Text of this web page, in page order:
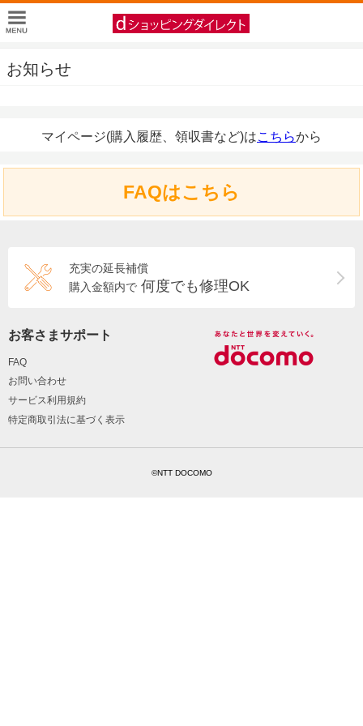
お知らせ
マイページ(購入履歴、領収書など)はこちらから
FAQはこちら
充実の延長補償
購入金額内で 何度でも修理OK
お客さまサポート
FAQ
お問い合わせ
サービス利用規約
特定商取引法に基づく表示
©NTT DOCOMO